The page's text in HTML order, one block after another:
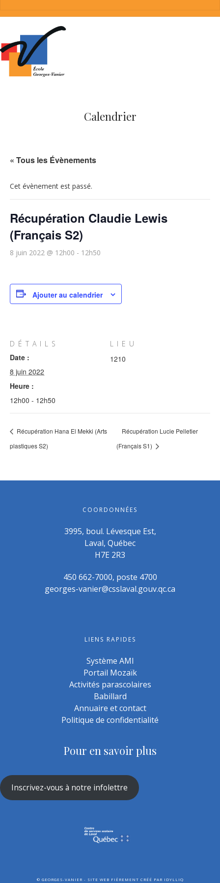
Calendrier
« Tous les Évènements
Cet évènement est passé.
Récupération Claudie Lewis
(Français S2)
8 juin 2022 @ 12h00 - 12h50
Ajouter au calendrier
DÉTAILS
Date :
8 juin 2022
Heure :
12h00 - 12h50
LIEU
1210
Récupération Hana El Mekki (Arts
plastiques S2)
Récupération Lucie Pelletier
(Français S1)
COORDONNÉES
3995, boul. Lévesque Est,
Laval, Québec
H7E 2R3
450 662-7000, poste 4700
georges-vanier@csslaval.gouv.qc.ca
LIENS RAPIDES
Système AMI
Portail Mozaïk
Activités parascolaires
Babillard
Annuaire et contact
Politique de confidentialité
Pour en savoir plus
Inscrivez-vous à notre infolettre
© GEORGES-VANIER - SITE WEB FIÈREMENT CRÉÉ PAR IDYLLIQ